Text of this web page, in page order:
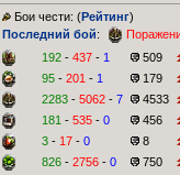
Бои чести: (Рейтинг)
Последний бой:
192 - 437 - 1
509
95 - 201 - 1
179
2283 - 5062 - 7
4533
181 - 535 - 0
456
3 - 17 - 0
8
826 - 2756 - 0
750